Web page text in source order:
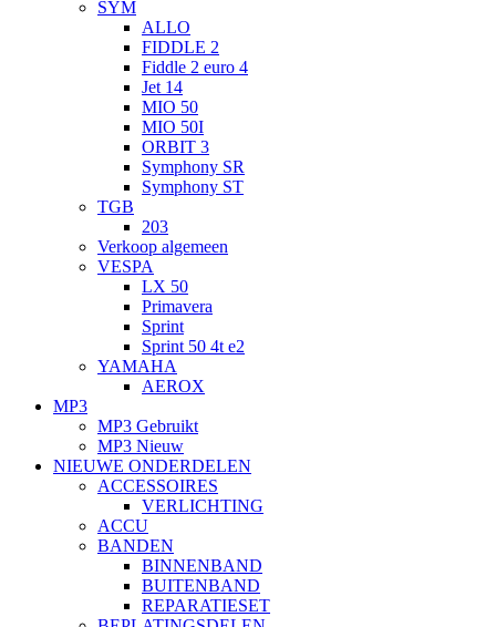
SYM
ALLO
FIDDLE 2
Fiddle 2 euro 4
Jet 14
MIO 50
MIO 50I
ORBIT 3
Symphony SR
Symphony ST
TGB
203
Verkoop algemeen
VESPA
LX 50
Primavera
Sprint
Sprint 50 4t e2
YAMAHA
AEROX
MP3
MP3 Gebruikt
MP3 Nieuw
NIEUWE ONDERDELEN
ACCESSOIRES
VERLICHTING
ACCU
BANDEN
BINNENBAND
BUITENBAND
REPARATIESET